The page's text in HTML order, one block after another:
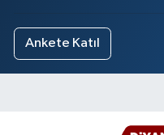
Ankete Katıl